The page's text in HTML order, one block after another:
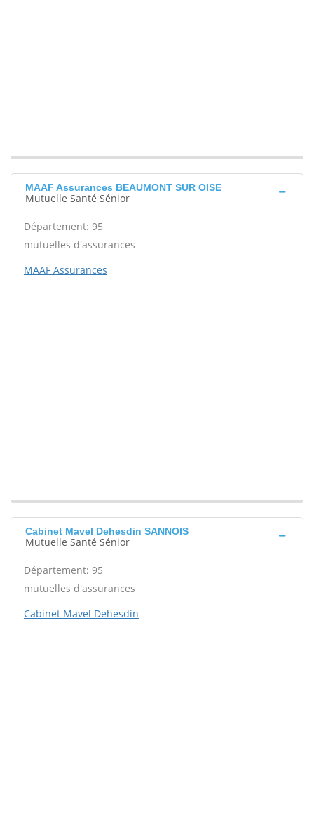
MAAF Assurances BEAUMONT SUR OISE
Mutuelle Santé Sénior
Département: 95
mutuelles d'assurances
MAAF Assurances
Cabinet Mavel Dehesdin SANNOIS
Mutuelle Santé Sénior
Département: 95
mutuelles d'assurances
Cabinet Mavel Dehesdin